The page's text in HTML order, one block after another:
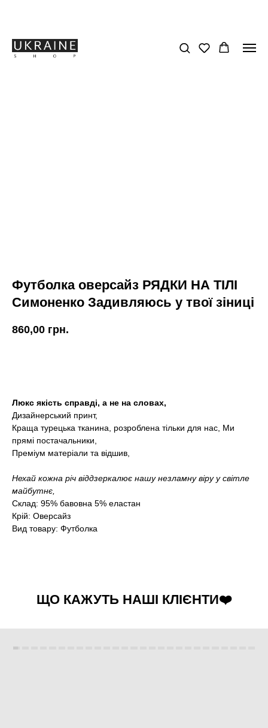
Футболка оверсайз РЯДКИ НА ТІЛІ
Симоненко Задивляюсь у твої зіниці
860,00 грн.
Люкс якість справді, а не на словах,
Дизайнерський принт,
Краща турецька тканина, розроблена тільки для нас, Ми
прямі постачальники,
Преміум матеріали та відшив,
Нехай кожна річ віддзеркалює нашу незламну віру у світле
майбутнє,
Склад: 95% бавовна 5% еластан
Крій: Оверсайз
Вид товару: Футболка
ЩО КАЖУТЬ НАШІ КЛІЄНТИ❤️